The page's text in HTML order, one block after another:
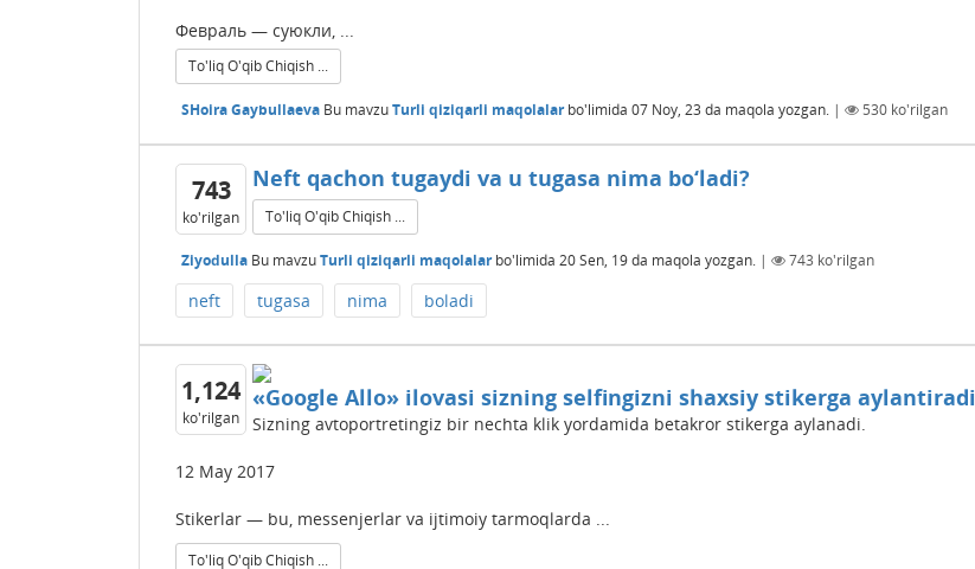
Февраль — суюкли, ...
To'liq O'qib Chiqish ...
SHoira Gaybullaeva Bu mavzuTurli qiziqarli maqolalarbo'limida 07 Noy, 23 da maqola yozgan. | 530 ko'rilgan
743
ko'rilgan
Neft qachon tugaydi va u tugasa nima bo‘ladi?
To'liq O'qib Chiqish ...
Ziyodulla Bu mavzuTurli qiziqarli maqolalarbo'limida 20 Sen, 19da maqola yozgan. | 743 ko'rilgan
neft tugasa nima boladi
1,124
ko'rilgan
«Google Allo» ilovasi sizning selfingizni shaxsiy stikerga aylantiradi
Sizning avtoportretingiz bir nechta klik yordamida betakror stikerga aylanadi.
12 May 2017
Stikerlar — bu, messenjerlar va ijtimoiy tarmoqlarda ...
To'liq O'qib Chiqish ...